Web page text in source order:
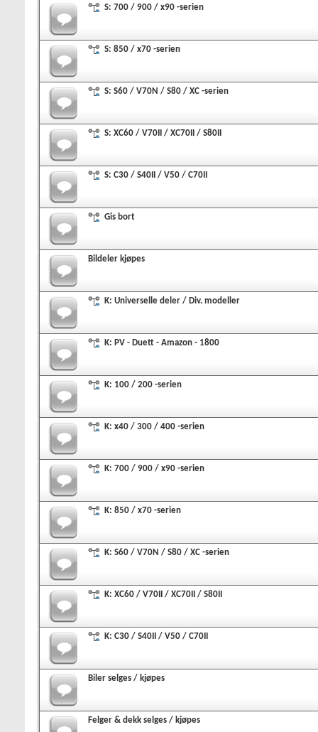
S: 700 / 900 / x90 -serien
S: 850 / x70 -serien
S: S60 / V70N / S80 / XC -serien
S: XC60 / V70II / XC70II / S80II
S: C30 / S40II / V50 / C70II
Gis bort
Bildeler kjøpes
K: Universelle deler / Div. modeller
K: PV - Duett - Amazon - 1800
K: 100 / 200 -serien
K: x40 / 300 / 400 -serien
K: 700 / 900 / x90 -serien
K: 850 / x70 -serien
K: S60 / V70N / S80 / XC -serien
K: XC60 / V70II / XC70II / S80II
K: C30 / S40II / V50 / C70II
Biler selges / kjøpes
Felger & dekk selges / kjøpes